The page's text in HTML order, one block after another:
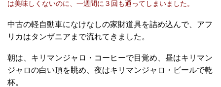
は美味しくないのに、一週間に３回も通ってしまいました。
中古の軽自動車になけなしの家財道具を詰め込んで、アフ
リカはタンザニアまで流れてきました。
朝は、キリマンジャロ・コーヒーで目覚め、昼はキリマン
ジャロの白い頂を眺め、夜はキリマンジャロ・ビールで乾
杯。